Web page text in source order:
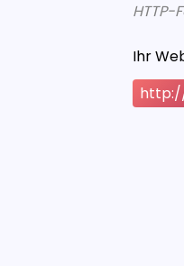
HTTP-
Ihr